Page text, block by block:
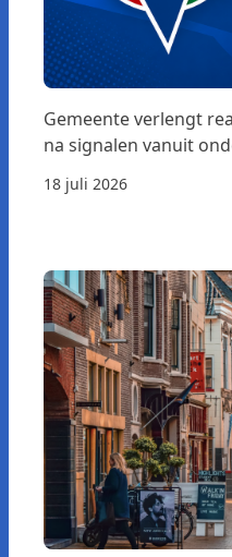
Gemeente verlengt
na signalen vanuit
18 juli 2026